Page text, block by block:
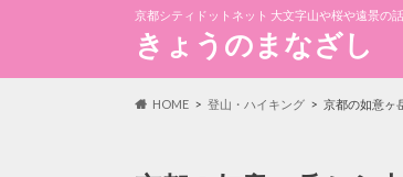
京都シティドットネット 大文字山や桜や遠景の話
きょうのまなざし
HOME 登山・ハイキング 京都の如意ヶ